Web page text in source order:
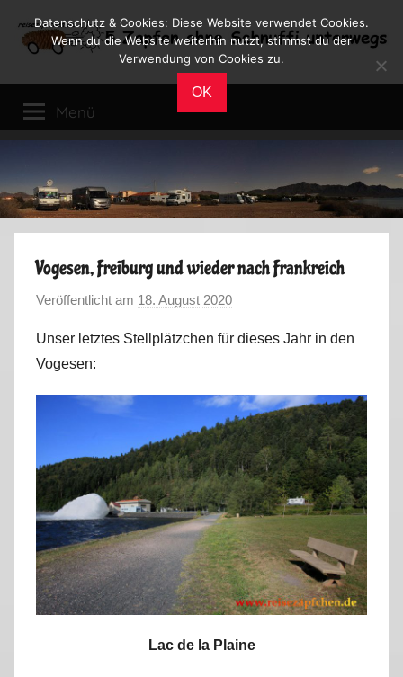
Inhalt
Reiseblog
Leben
im
Menü
Vogesen, Freiburg und wieder nach Frankreich
Veröffentlicht am 18. August 2020
n
a
r
k
u
s
Unser letztes Stellplätzchen für dieses Jahr in den
Vogesen:
Lac de la Plaine
Datenschutz & Cookies: Diese Website verwendet Cookies.
Wenn du die Website weiterhin nutzt, stimmst du der
Verwendung von Cookies zu.
OK